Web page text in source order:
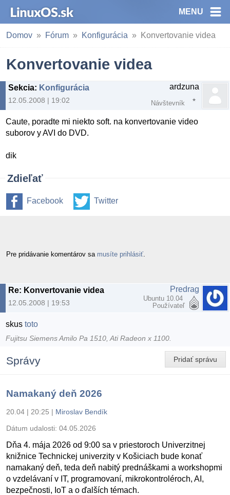
MENU
Domov Fórum Konfigurácia Konvertovanie videa
Konvertovanie videa
Sekcia: Konfigurácia
12.05.2008 | 19:02
ardzuna
Návštevník
Caute, poradte mi niekto soft. na konvertovanie video
suborov y AVI do DVD.
dik
Zdieľať
Facebook Twitter
Pre pridávanie komentárov sa musíte prihlásiť
Re: Konvertovanie videa
12.05.2008 | 19:53
Predrag
Ubuntu 10.04
Používateľ
skustoto
Fujitsu Siemens Amilo Pa 1510, Ati Radeon x 1100.
Pridať správu
Správy
Namakaný deň 2026
20.04 | 20:25 | Miroslav Bendík
Dátum udalosti: 04.05.2026
Dňa 4. mája 2026 od 9:00 sa v priestoroch Univerzitnej
knižnice Technickej univerzity v Košiciach bude konať
namakaný deň, teda deň nabitý prednáškami a workshopmi
o vzdelávaní v IT, programovaní, mikrokontroléroch, AI,
bezpečnosti, IoT a o ďalších témach.